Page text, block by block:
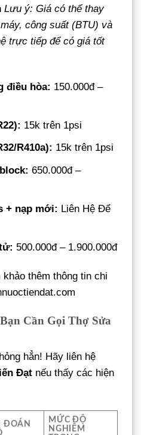
Lưu ý: Giá có thể thay
công suất (BTU) và
trực tiếp để có giá tốt
điều hòa: 150.000đ –
15k trên 1psi
R410a): 15k trên 1psi
650.000đ –
+ nạp mới: Liên Hệ Để
500.000đ – 1.900.000đ
thêm thông tin chi
Cần Gọi Thợ Sửa
hẳn! Hãy liên hệ
Đạt nếu thấy các hiện
ĐOÁN
MỨC ĐỘ
NGHIÊM